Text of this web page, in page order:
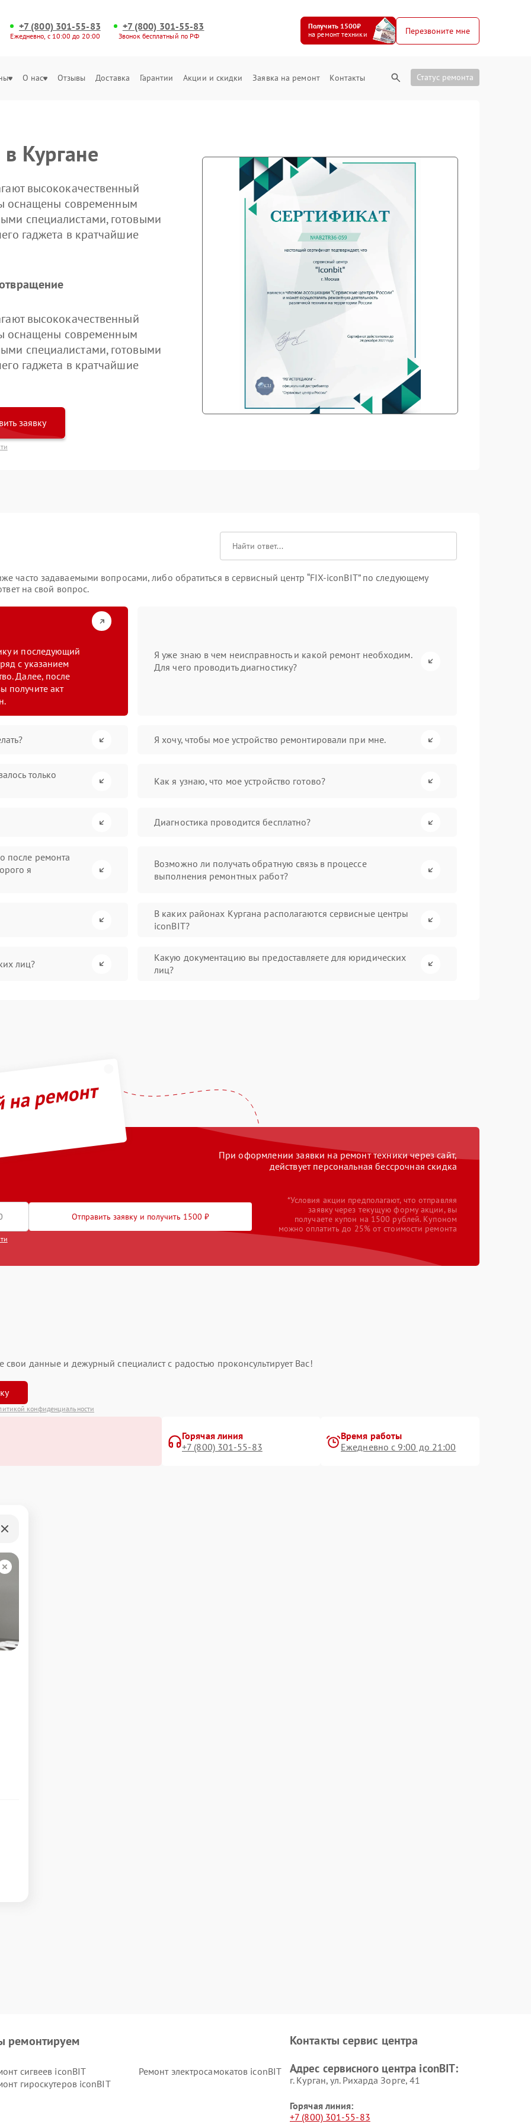
+7 (800) 301-55-83
Ежедневно, с 10:00 до 20:00
+7 (800) 301-55-83
Звонок бесплатный по РФ
Получить 1500₽
на ремонт техники
Перезвоните мне
О нас Отзывы Доставка Гарантии Акции и скидки Заявка на ремонт Контакты Статус ремонта
Кургане
высококачественный
оснащены современным
специалистами, готовыми
гаджета в кратчайшие
высококачественный
оснащены современным
специалистами, готовыми
гаджета в кратчайшие
заявку
часто задаваемыми вопросами, либо обратиться в сервисный центр “FIX-iconBIT” по следующему
на свой вопрос.
и последующий
с указанием
Далее, после
получите акт
Я уже знаю в чем неисправность и какой ремонт необходим.
Для чего проводить диагностику?
Я хочу, чтобы мое устройство ремонтировали при мне.
только
Как я узнаю, что мое устройство готово?
Диагностика проводится бесплатно?
после ремонта
я
Возможно ли получать обратную связь в процессе
выполнения ремонтных работ?
В каких районах Кургана располагаются сервисные центры
iconBIT?
лиц?
Какую документацию вы предоставляете для юридических
лиц?
ремонт
При оформлении заявки на ремонт техники через сайт,
действует персональная бессрочная скидка
Отправить заявку и получить 1500 ₽
*Условия акции предполагают, что отправляя
заявку через текущую форму акции, вы
получаете купон на 1500 рублей. Купоном
можно оплатить до 25% от стоимости ремонта
свои данные и дежурный специалист с радостью проконсультирует Вас!
конфиденциальности
Горячая линия
+7 (800) 301-55-83
Время работы
Ежедневно с 9:00 до 21:00
ремонтируем
сигвеев iconBIT
Ремонт электросамокатов iconBIT
гироскутеров iconBIT
Контакты сервис центра
Адрес сервисного центра iconBIT:
г. Курган, ул. Рихарда Зорге, 41
Горячая линия:
+7 (800) 301-55-83